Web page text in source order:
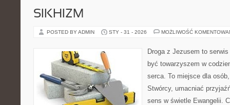
SIKHIZM
POSTED BY ADMIN STY - 31 - 2026 MOŻLIWOŚĆ
Droga z Jezusem to
być towarzyszem w
serca. To miejsce dla
Stwórcy, umacniać
sens w świetle Ewangelii.